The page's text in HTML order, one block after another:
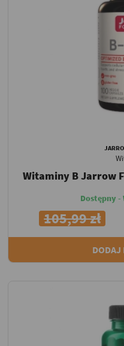
Witaminy B Jarrow
Dostępny -
105,99 zł
DODAJ